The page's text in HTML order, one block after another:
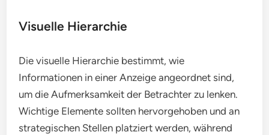
Visuelle Hierarchie
Die visuelle Hierarchie bestimmt, wie
Informationen in einer Anzeige angeordnet sind,
um die Aufmerksamkeit der Betrachter zu lenken.
Wichtige Elemente sollten hervorgehoben und an
strategischen Stellen platziert werden, während